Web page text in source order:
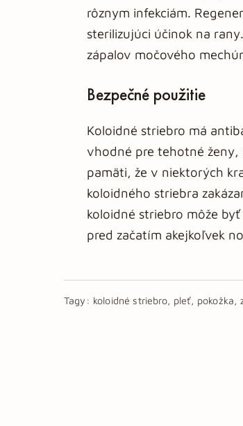
rôznym infekciám.
sterilizujúci účinok na
zápalov močového
Bezpečné použitie
Koloidné striebro má
vhodné pre tehotné ženy,
pamäti, že v niektorých
koloidného striebra
koloidné striebro môže
pred začatím akejkoľvek
Tagy: koloidné striebro, pleť, pokožka,